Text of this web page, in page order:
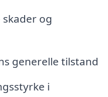
og
generelle tilstand
i